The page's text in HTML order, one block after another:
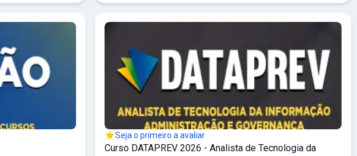
Seja o primeiro a avaliar
Curso DATAPREV 2026 - Analista de Tecnologia da